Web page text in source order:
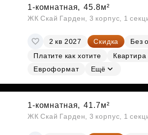
1-комнатная, 45.8м²
ЖК Скай Гарден, 3 корпус, 1
2 кв 2027 Скидка
Без
Платите как хотите
Евроформат
Ещё
1-комнатная, 41.7м²
ЖК Скай Гарден, 3 корпус, 1